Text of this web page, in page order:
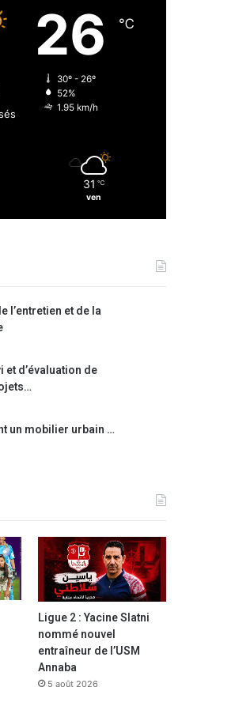
Zabana :
26 ℃
30º - 26º
52%
1.95 km/h
31 ℃
ven
l’entretien et de la
d’évaluation de
un mobilier urbain …
Ligue 2 : Yacine Slatni
nommé nouvel
entraîneur de l’USM
Annaba
5 août 2026